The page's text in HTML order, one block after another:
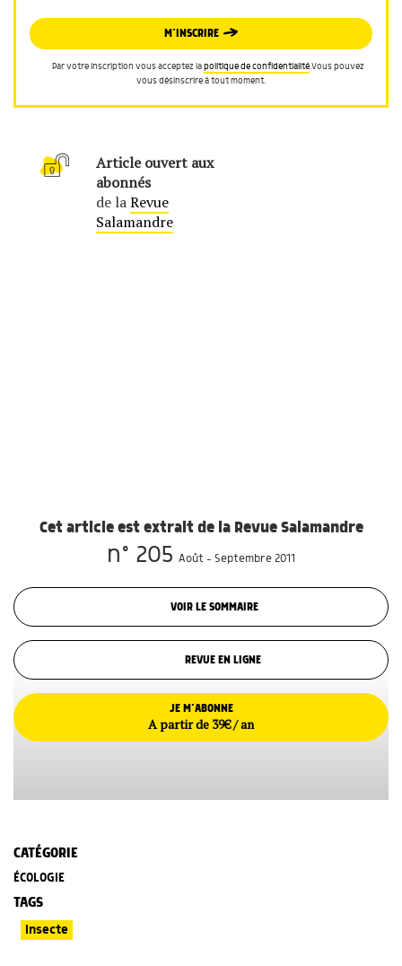
M’INSCRIRE
Par votre inscription vous acceptez lapolitique de confidentialité.Vous pouvez
vous désinscrire à tout moment.
Article ouvert aux
abonnés
de laRevue
Salamandre
Cet article est extrait de la Revue Salamandre
n° 205 Août - Septembre 2011
VOIR LE SOMMAIRE
REVUE EN LIGNE
JE M’ABONNE
A partir de 39€ / an
CATÉGORIE
ÉCOLOGIE
TAGS
Insecte